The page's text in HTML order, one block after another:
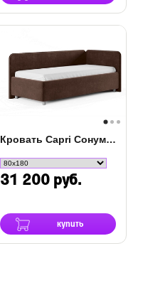
Кровать Capri Сонум с подъемным механизмом
31 200 руб.
купить